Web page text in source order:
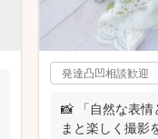
発達凸凹相談歓迎
📸 「自然な表情
まと楽しく撮影